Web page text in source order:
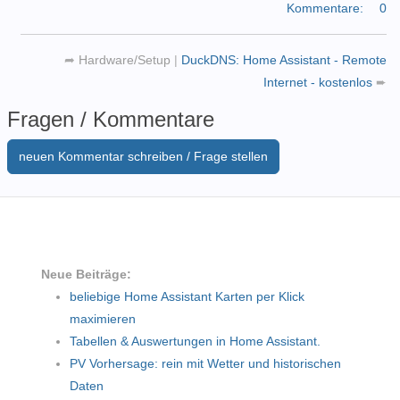
Kommentare:
0
➦ Hardware/Setup | DuckDNS: Home Assistant - Remote
Internet - kostenlos ➨
Fragen / Kommentare
neuen Kommentar schreiben / Frage stellen
Neue Beiträge:
beliebige Home Assistant Karten per Klick
maximieren
Tabellen & Auswertungen in Home Assistant.
PV Vorhersage: rein mit Wetter und historischen
Daten